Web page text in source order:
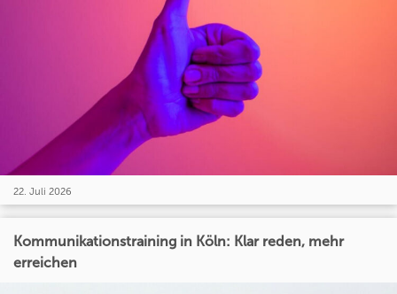
22. Juli 2026
Kommunikationstraining in Köln: Klar reden, mehr
erreichen